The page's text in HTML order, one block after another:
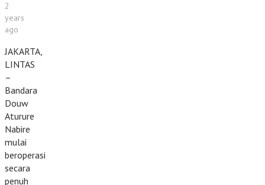
2
years
ago
JAKARTA,
LINTAS
–
Bandara
Douw
Aturure
Nabire
mulai
beroperasi
secara
penuh